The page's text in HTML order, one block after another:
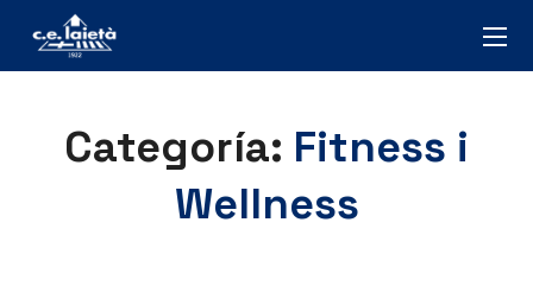
Categoría: Fitness i
Wellness